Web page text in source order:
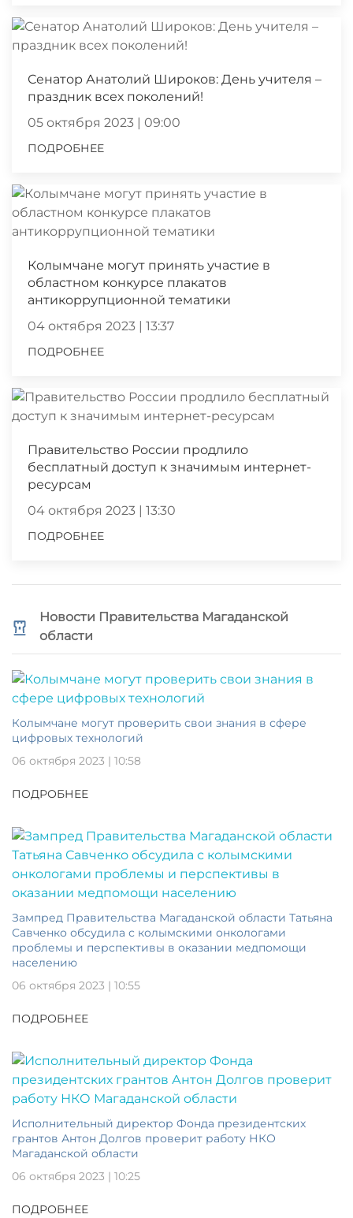
Сенатор Анатолий Широков: День учителя –
праздник всех поколений!
05 октября 2023 | 09:00
ПОДРОБНЕЕ
Колымчане могут принять участие в
областном конкурсе плакатов
антикоррупционной тематики
04 октября 2023 | 13:37
ПОДРОБНЕЕ
Правительство России продлило
бесплатный доступ к значимым интернет-
ресурсам
04 октября 2023 | 13:30
ПОДРОБНЕЕ
Новости Правительства Магаданской
области
Колымчане могут проверить свои знания в сфере
цифровых технологий
06 октября 2023 | 10:58
ПОДРОБНЕЕ
Зампред Правительства Магаданской области Татьяна
Савченко обсудила с колымскими онкологами
проблемы и перспективы в оказании медпомощи
населению
06 октября 2023 | 10:55
ПОДРОБНЕЕ
Исполнительный директор Фонда президентских
грантов Антон Долгов проверит работу НКО
Магаданской области
06 октября 2023 | 10:25
ПОДРОБНЕЕ